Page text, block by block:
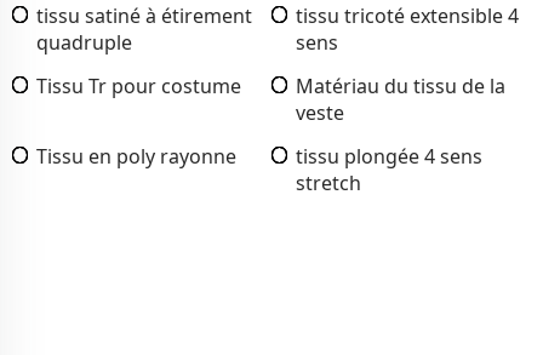
tissu satiné à étirement
quadruple
tissu tricoté extensible 4
sens
Tissu Tr pour costume
Matériau du tissu de la
veste
Tissu en poly rayonne
tissu plongée 4 sens
stretch